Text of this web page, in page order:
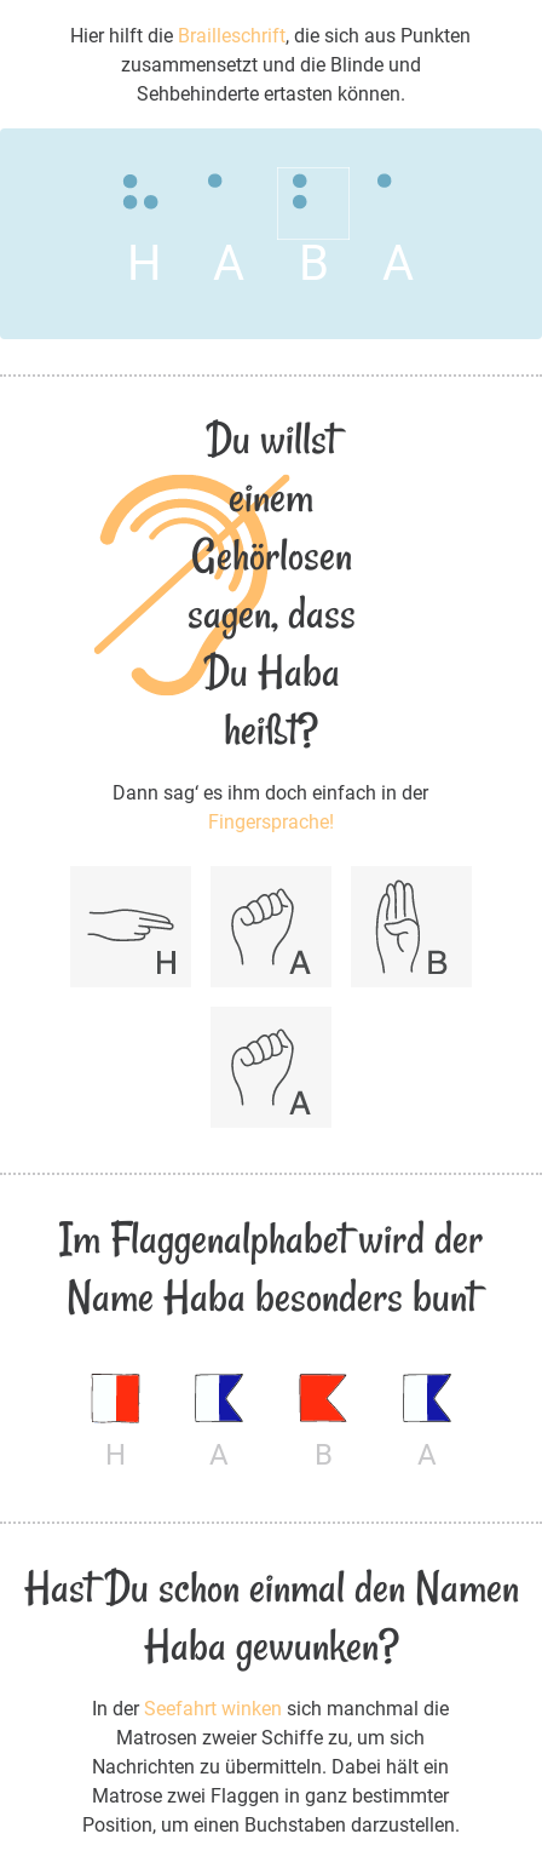
Hier hilft die Brailleschrift, die sich aus Punkten
zusammensetzt und die Blinde und
Sehbehinderte ertasten können.
H A B A
Du willst
einem
Gehörlosen
sagen, dass
Du Haba
heißt?
Dann sag‘ es ihm doch einfach in der
Fingersprache!
Im Flaggenalphabet wird der
Name Haba besonders bunt
H A B A
Hast Du schon einmal den Namen
Haba gewunken?
In derSeefahrt winken sich manchmal die
Matrosen zweier Schiffe zu, um sich
Nachrichten zu übermitteln. Dabei hält ein
Matrose zwei Flaggen in ganz bestimmter
Position, um einen Buchstaben darzustellen.